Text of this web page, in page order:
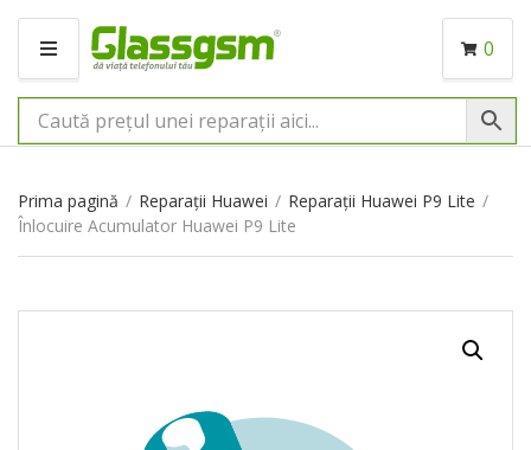
M
N
I
0
Prima pagină / Reparații Huawei / Reparații Huawei P9 Lite /
Înlocuire Acumulator Huawei P9 Lite